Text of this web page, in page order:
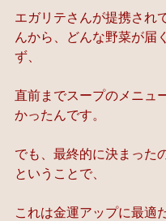
エガリテさんが提携され
んから、どんな野菜が届
ず、
直前までスープのメニュ
かったんです。
でも、最終的に決まった
ということで、
これは金運アップに最適